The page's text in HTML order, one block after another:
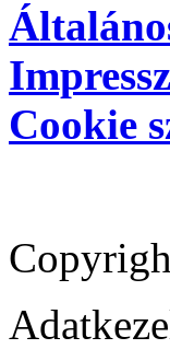
Cookie